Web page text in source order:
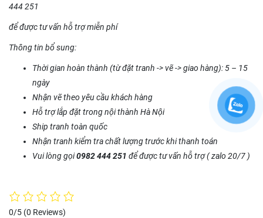
444 251
để được tư vấn hỗ trợ miễn phí
Thông tin bổ sung:
Thời gian hoàn thành (từ đặt tranh -> vẽ -> giao hàng): 5 – 15
ngày
Nhận vẽ theo yêu cầu khách hàng
Hỗ trợ lắp đặt trong nội thành Hà Nội
Ship tranh toàn quốc
Nhận tranh kiểm tra chất lượng trước khi thanh toán
Vui lòng gọi0982 444 251 để được tư vấn hỗ trợ ( zalo 20/7 )
0/5 (0 Reviews)